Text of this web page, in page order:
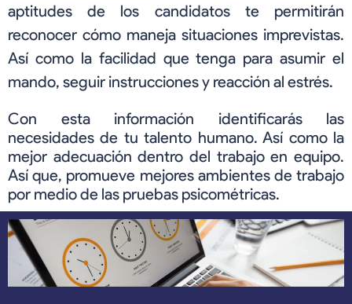
aptitudes de los candidatos te permitirán
reconocer cómo maneja situaciones imprevistas.
Así como la facilidad que tenga para asumir el
mando, seguir instrucciones y reacción al estrés.
Con esta información identificarás las
necesidades de tu talento humano. Así como la
mejor adecuación dentro del trabajo en equipo.
Así que, promueve mejores ambientes de trabajo
por medio de las pruebas psicométricas.